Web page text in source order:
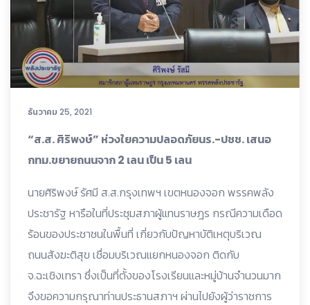
ธันวาคม 25, 2021
“ส.ส. ศิริพงษ์” ห่วงใยความปลอดภัยนร.-ปชช. เสนอ
กทม.ขยายถนนจาก 2 เลน เป็น 5 เลน
นายศิริพงษ์ รัศมี ส.ส.กรุงเทพฯ เขตหนองจอก พรรคพลัง
ประชารัฐ หารือในที่ประชุมสภาผู้แทนราษฎร กรณีความเดือด
ร้อนของประชาชนในพื้นที่ เกี่ยวกับปัญหาบัติเหตุบริเวณ
ถนนสังฆะติสุข เชื่อมบริเวณแยกหนองจอก ติดกับ
จ.ฉะเชิงเทรา ซึ่งเป็นที่ตั้งของโรงเรียนและหมู่บ้านจำนวนมาก
จึงขอความกรุณาท่านประธานสภาฯ ผ่านไปยังผู้ว่าราชการ